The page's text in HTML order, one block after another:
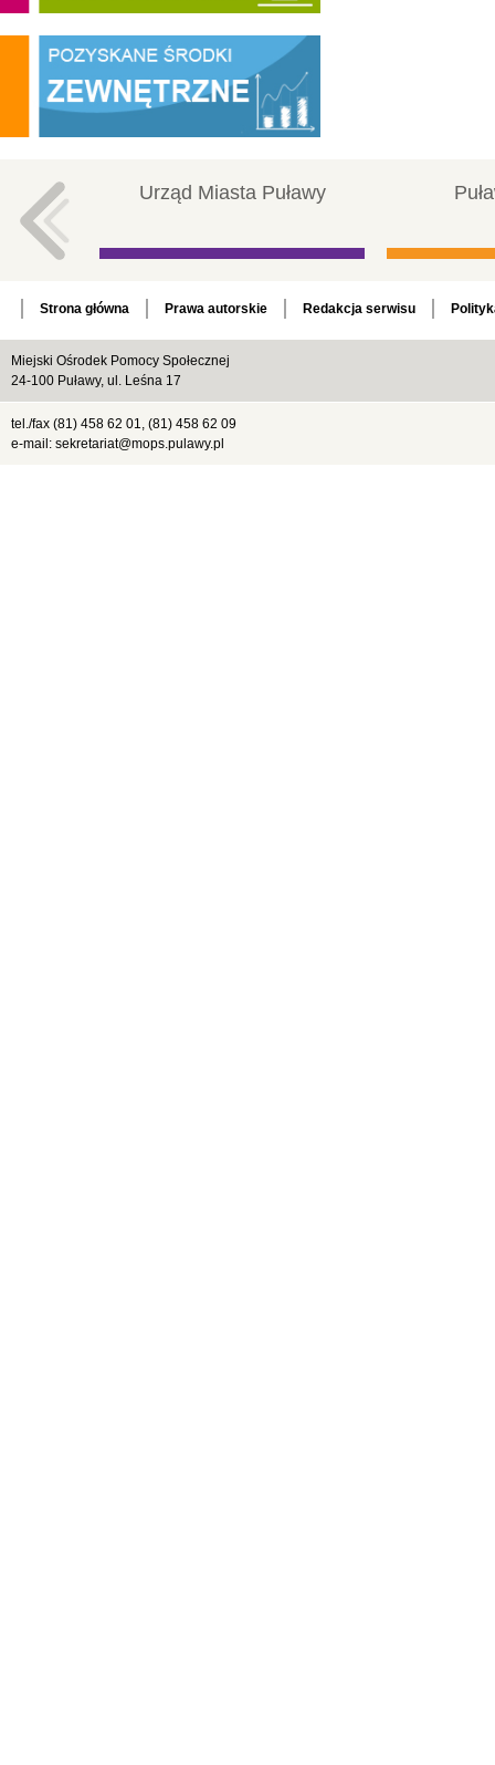
Urząd Miasta Puławy
Strona główna Prawa autorskie Redakcja serwisu
Miejski Ośrodek Pomocy Społecznej
24-100 Puławy, ul. Leśna 17
tel./fax (81) 458 62 01, (81) 458 62 09
e-mail: sekretariat@mops.pulawy.pl